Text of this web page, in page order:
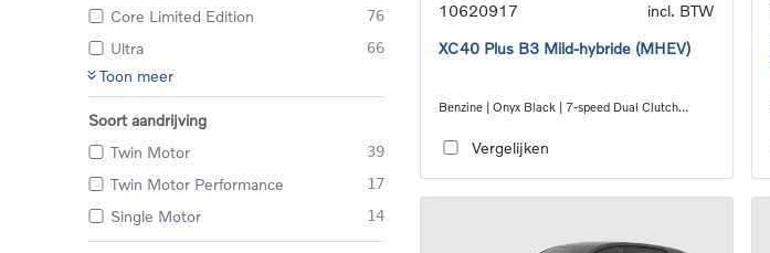
Core Limited Edition 76
Ultra 66
Toon meer
Soort aandrijving
Twin Motor
39
Twin Motor Performance 17
Single Motor 14
10620917
incl. BTW
XC40 Plus B3 Mild-hybride (MHEV)
Benzine | Onyx Black | 7-speed Dual Clutch
Vergelijken